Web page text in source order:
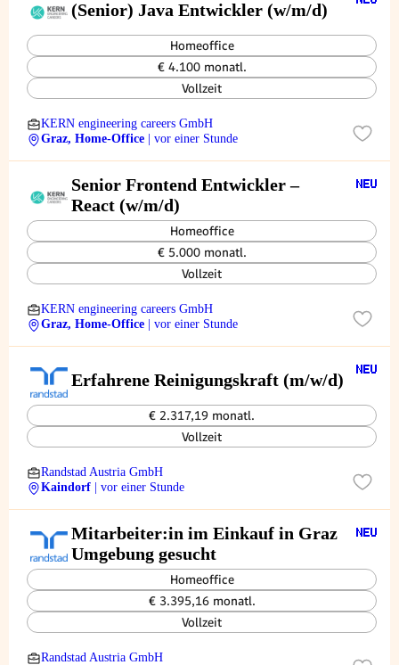
(Senior) Java Entwickler (w/m/d)
Homeoffice
€ 4.100 monatl.
Vollzeit
KERN engineering careers GmbH
Graz, Home-Office
| vor einer Stunde
Senior Frontend Entwickler –
React (w/m/d)
Homeoffice
€ 5.000 monatl.
Vollzeit
KERN engineering careers GmbH
Graz, Home-Office
| vor einer Stunde
Erfahrene Reinigungskraft (m/w/d)
€ 2.317,19 monatl.
Vollzeit
Randstad Austria GmbH
Kaindorf
| vor einer Stunde
Mitarbeiter:in im Einkauf in Graz
Umgebung gesucht
Homeoffice
€ 3.395,16 monatl.
Vollzeit
Randstad Austria GmbH